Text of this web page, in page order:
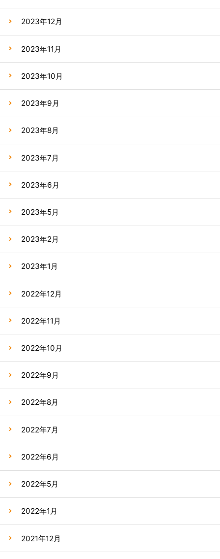
2023年12月
2023年11月
2023年10月
2023年9月
2023年8月
2023年7月
2023年6月
2023年5月
2023年2月
2023年1月
2022年12月
2022年11月
2022年10月
2022年9月
2022年8月
2022年7月
2022年6月
2022年5月
2022年1月
2021年12月